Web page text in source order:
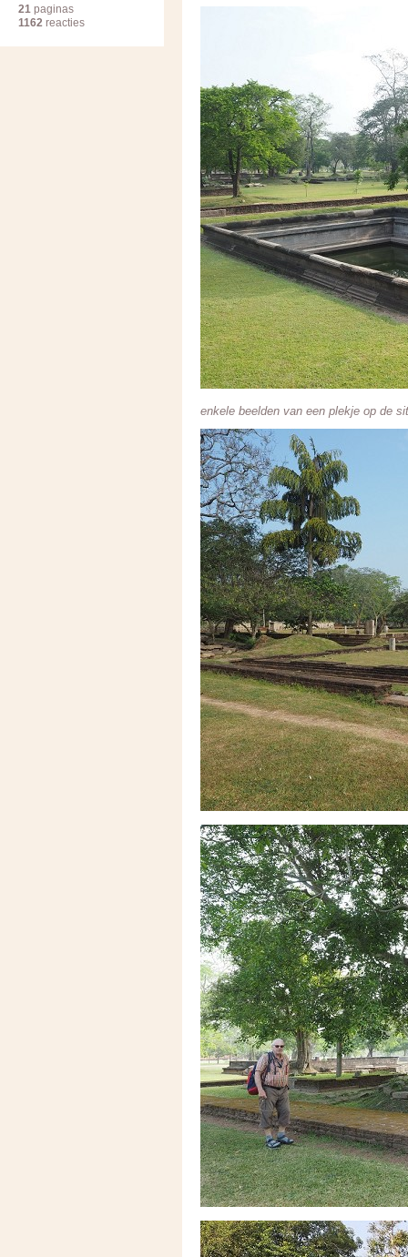
enkele beelden van een plekje op de
21 paginas
1162 reacties